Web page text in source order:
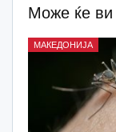
Може ќе ви
МАКЕДОНИЈА